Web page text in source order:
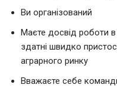
Ви організований
Маєте досвід роботи
здатні швидко
аграрного ринку
Вважаєте себе